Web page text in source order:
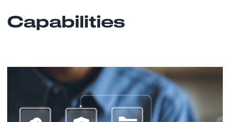
Capabilities